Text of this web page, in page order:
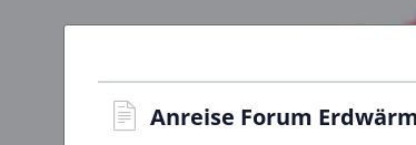
Anreise Forum